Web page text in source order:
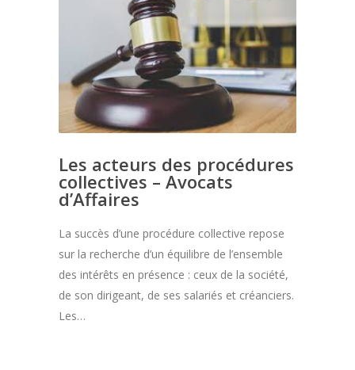
Les acteurs des procédures
collectives – Avocats
d’Affaires
La succès d’une procédure collective repose
sur la recherche d’un équilibre de l’ensemble
des intérêts en présence : ceux de la société,
de son dirigeant, de ses salariés et créanciers.
Les…